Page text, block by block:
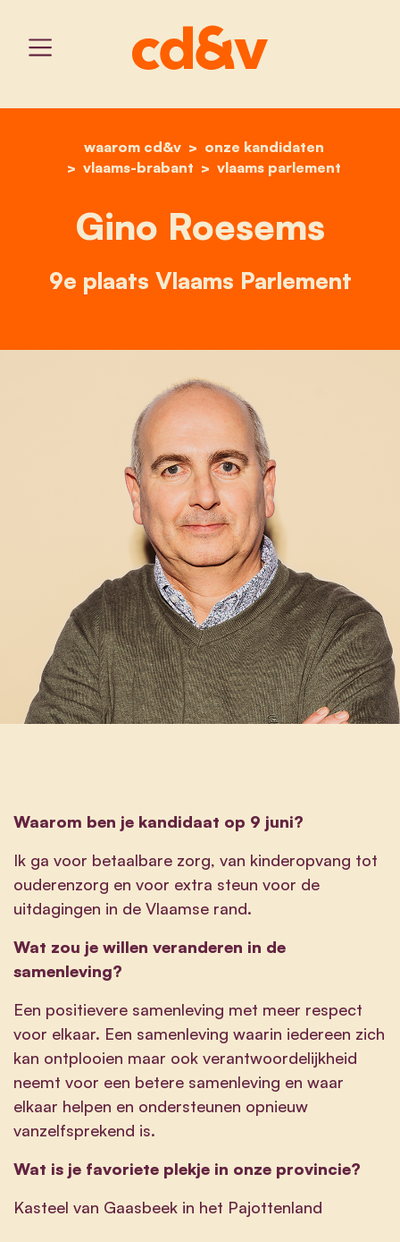
home
waarom cd&v
onze kandidaten
vlaams-brabant
vlaams parlement
gino roesems
Gino Roesems
9e plaats Vlaams Parlement
Waarom ben je kandidaat op 9 juni?
Ik ga voor betaalbare zorg, van kinderopvang tot
ouderenzorg en voor extra steun voor de
uitdagingen in de Vlaamse rand.
Wat zou je willen veranderen in de
samenleving?
Een positievere samenleving met meer respect
voor elkaar. Een samenleving waarin iedereen zich
kan ontplooien maar ook verantwoordelijkheid
neemt voor een betere samenleving en waar
elkaar helpen en ondersteunen opnieuw
vanzelfsprekend is.
Wat is je favoriete plekje in onze provincie?
Kasteel van Gaasbeek in het Pajottenland